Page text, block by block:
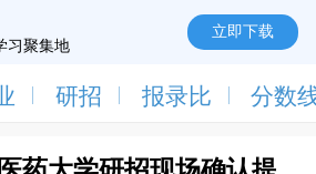
习聚集地
立即下载
研招 报录比 分数